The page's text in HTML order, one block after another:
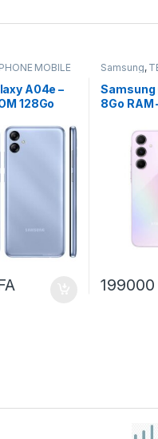
MOBILE
A04e –
128Go
Samsung,
tablette
Samsung
8Go RAM
199000